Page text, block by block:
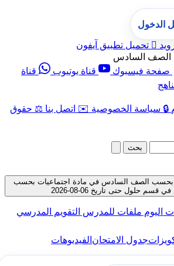
 تحميل تطبيق آيفون
| الصف السادس
صفحة فيسبوك قناة يوتيوب
قناة
🔒 سياسة الخصوصية ✉️ اتصل بنا ⚖️ حقوق
الدخول
بحث
بحسب الصف السادس في مادة اجتماعيات بحسب
قسم حلول حتى تاريخ 06-08-2026
اليوم ملفات للمدرس التقويم المدرسي
جدول الامتحانالفيديوهات